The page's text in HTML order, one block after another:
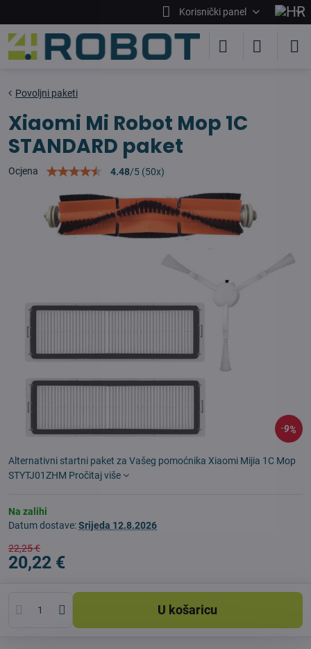
Korisnički panel
9%
Povoljni paketi
Xiaomi Mi Robot Mop 1C
STANDARD paket
Ocjena 4.48/5 (50x)
Alternativni startni paket za Vašeg pomoćnika Xiaomi Mijia 1C Mop
STYTJ01ZHM Pročitaj više
Na zalihi
Datum dostave:Srijeda 12.8.2026
22,25 €
20,22 €
U košaricu